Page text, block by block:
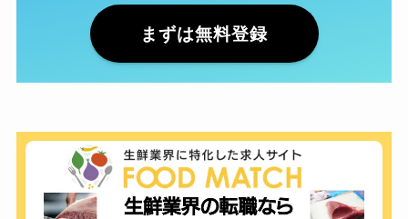
まずは無料登録